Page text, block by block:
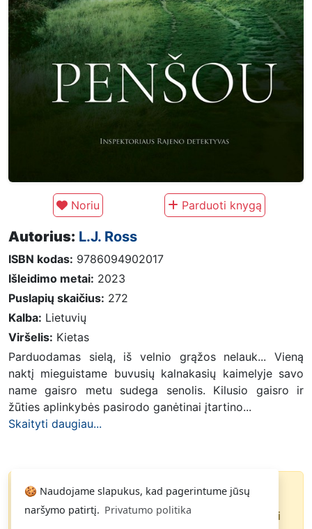
🍪 Naudojame slapukus, kad pagerintume jūsų
naršymo patirtį. Privatumo politika
Noriu Parduoti knygą
Autorius: L.J. Ross
ISBN kodas: 9786094902017
Išleidimo metai: 2023
Puslapių skaičius: 272
Kalba: Lietuvių
Viršelis: Kietas
Parduodamas sielą, iš velnio grąžos nelauk... Vieną
naktį mieguistame buvusių kalnakasių kaimelyje savo
name gaisro metu sudega senolis. Kilusio gaisro ir
žūties aplinkybės pasirodo ganėtinai įtartino...
Skaityti daugiau...
Knyga parduota
Paspauskite
Noriu ir gausite pranešimą, kai